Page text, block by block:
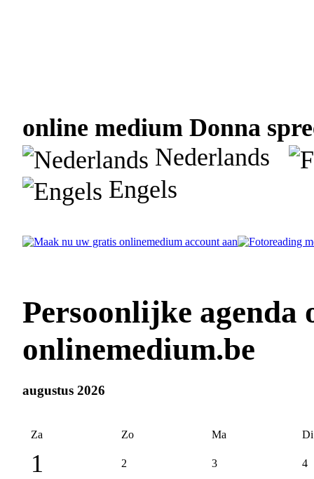
online medium Donna
Nederlands
Engels
Persoonlijke agenda
onlinemedium.be
augustus 2026
Za Zo Ma Di
1 2 3 4